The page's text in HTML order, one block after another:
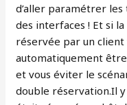
d’aller paramétrer les
des interfaces ! Et si
réservée par un client
automatiquement
et vous éviter le
double réservation.Il y